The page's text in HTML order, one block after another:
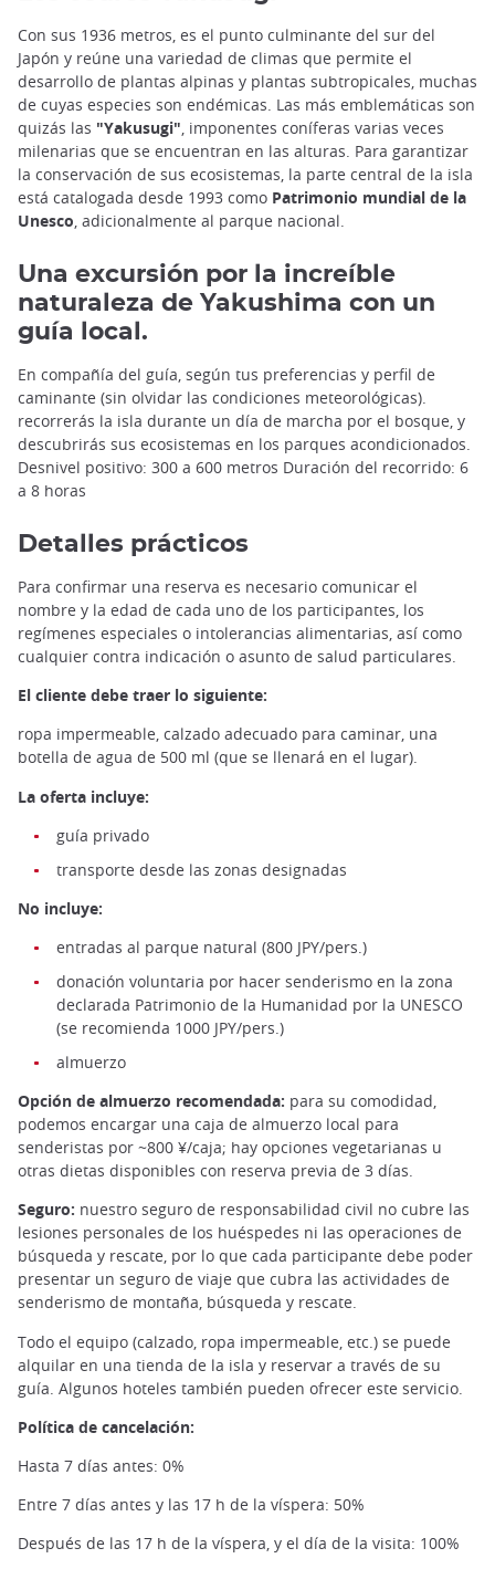
Con sus 1936 metros, es el punto culminante del sur del
Japón y reúne una variedad de climas que permite el
desarrollo de plantas alpinas y plantas subtropicales, muchas
de cuyas especies son endémicas. Las más emblemáticas son
quizás las "Yakusugi", imponentes coníferas varias veces
milenarias que se encuentran en las alturas. Para garantizar
la conservación de sus ecosistemas, la parte central de la isla
está catalogada desde 1993 como Patrimonio mundial de la
Unesco, adicionalmente al parque nacional.
Una excursión por la increíble
naturaleza de Yakushima con un
guía local.
En compañía del guía, según tus preferencias y perfil de
caminante (sin olvidar las condiciones meteorológicas).
recorrerás la isla durante un día de marcha por el bosque, y
descubrirás sus ecosistemas en los parques acondicionados.
Desnivel positivo: 300 a 600 metros Duración del recorrido: 6
a 8 horas
Detalles prácticos
Para confirmar una reserva es necesario comunicar el
nombre y la edad de cada uno de los participantes, los
regímenes especiales o intolerancias alimentarias, así como
cualquier contra indicación o asunto de salud particulares.
El cliente debe traer lo siguiente:
ropa impermeable, calzado adecuado para caminar, una
botella de agua de 500 ml (que se llenará en el lugar).
La oferta incluye:
guía privado
transporte desde las zonas designadas
No incluye:
entradas al parque natural (800 JPY/pers.)
donación voluntaria por hacer senderismo en la zona
declarada Patrimonio de la Humanidad por la UNESCO
(se recomienda 1000 JPY/pers.)
almuerzo
Opción de almuerzo recomendada: para su comodidad,
podemos encargar una caja de almuerzo local para
senderistas por ~800 ¥/caja; hay opciones vegetarianas u
otras dietas disponibles con reserva previa de 3 días.
Seguro: nuestro seguro de responsabilidad civil no cubre las
lesiones personales de los huéspedes ni las operaciones de
búsqueda y rescate, por lo que cada participante debe poder
presentar un seguro de viaje que cubra las actividades de
senderismo de montaña, búsqueda y rescate.
Todo el equipo (calzado, ropa impermeable, etc.) se puede
alquilar en una tienda de la isla y reservar a través de su
guía. Algunos hoteles también pueden ofrecer este servicio.
Política de cancelación:
Hasta 7 días antes: 0%
Entre 7 días antes y las 17 h de la víspera: 50%
Después de las 17 h de la víspera, y el día de la visita: 100%